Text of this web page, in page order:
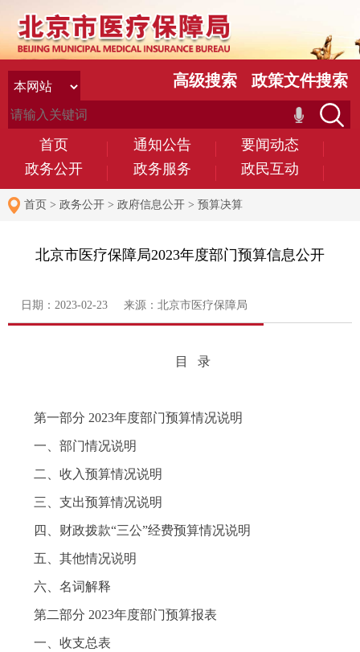
首页 通知公告
要闻动态
政务公开
政务服务 政民互动
高级搜索 政策文件搜索
首页 > 政务公开 > 政府信息公开 > 预算决算
北京市医疗保障局2023年度部门预算信息公开
日期：2023-02-23 来源：北京市医疗保障局
目 录
第一部分 2023年度部门预算情况说明
一、部门情况说明
二、收入预算情况说明
三、支出预算情况说明
四、财政拨款“三公”经费预算情况说明
五、其他情况说明
六、名词解释
第二部分 2023年度部门预算报表
一、收支总表